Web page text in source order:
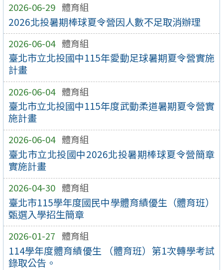
2026-06-29 體育組
2026北投暑期棒球夏令營因人數不足取消辦理
2026-06-04 體育組
臺北市立北投國中115年愛動足球暑期夏令營實施
計畫
2026-06-04 體育組
臺北市立北投國中115年度武動柔道暑期夏令營實
施計畫
2026-06-04 體育組
臺北市立北投國中2026北投暑期棒球夏令營簡章
實施計畫
2026-04-30 體育組
臺北市115學年度國民中學體育績優生（體育班）
甄選入學招生簡章
2026-01-27 體育組
114學年度體育績優生 （體育班）第1次轉學考試
錄取公告。